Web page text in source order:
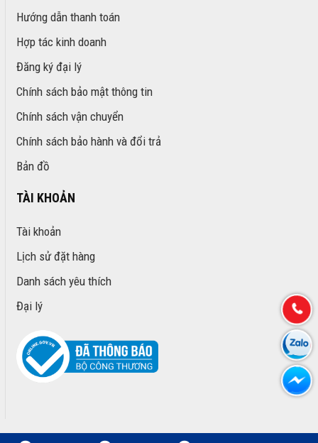
Hướng dẫn thanh toán
Hợp tác kinh doanh
Đăng ký đại lý
Chính sách bảo mật thông tin
Chính sách vận chuyển
Chính sách bảo hành và đổi trả
Bản đồ
TÀI KHOẢN
Tài khoản
Lịch sử đặt hàng
Danh sách yêu thích
Đại lý